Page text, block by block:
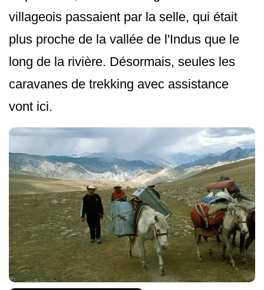
villageois passaient par la selle, qui était
plus proche de la vallée de l'Indus que le
long de la rivière. Désormais, seules les
caravanes de trekking avec assistance
vont ici.